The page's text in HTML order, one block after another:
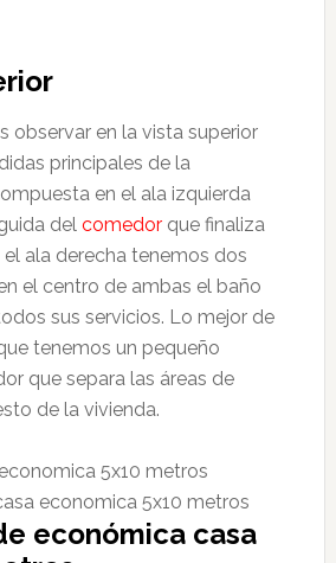
observar en la vista superior
principales de la
en el ala izquierda
del comedor que finaliza
el ala derecha tenemos dos
el centro de ambas el baño
sus servicios. Lo mejor de
tenemos un pequeño
que separa las áreas de
de la vivienda.
económica casa